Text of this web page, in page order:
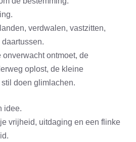
verdwalen, vastzitten,
ontmoet, de
oplost, de kleine
doen glimlachen.
idee.
vrijheid, uitdaging en een flinke